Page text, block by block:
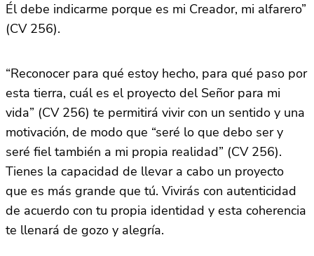
Él debe indicarme porque es mi Creador, mi alfarero”
(CV 256).
“Reconocer para qué estoy hecho, para qué paso por
esta tierra, cuál es el proyecto del Señor para mi
vida” (CV 256) te permitirá vivir con un sentido y una
motivación, de modo que “seré lo que debo ser y
seré fiel también a mi propia realidad” (CV 256).
Tienes la capacidad de llevar a cabo un proyecto
que es más grande que tú. Vivirás con autenticidad
de acuerdo con tu propia identidad y esta coherencia
te llenará de gozo y alegría.